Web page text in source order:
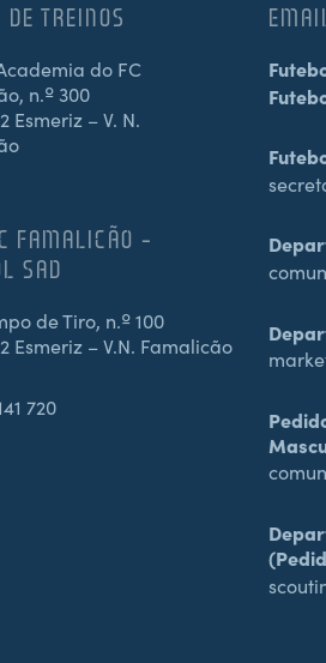
DE TREINOS
do FC
n.º 300
Esmeriz – V. N.
FAMALICÃO –
SAD
de Tiro, n.º 100
Esmeriz – V.N. Famalicão
720